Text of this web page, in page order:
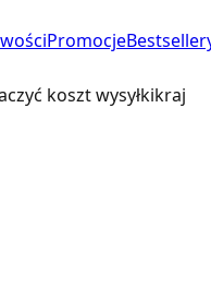
Promocje
koszt wysyłkikraj